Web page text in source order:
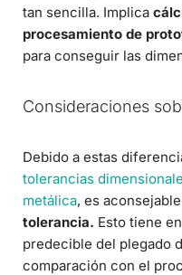
tan sencilla. Implica
procesamiento de
para conseguir las
Consideraciones
Debido a estas
tolerancias
metálica, es
tolerancia. Esto tiene
predecible del plegado
comparación con el